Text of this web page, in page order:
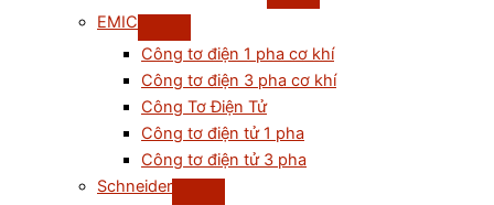
EMIC
Công tơ điện 1 pha cơ khí
Công tơ điện 3 pha cơ khí
Công Tơ Điện Tử
Công tơ điện tử 1 pha
Công tơ điện tử 3 pha
Schneider